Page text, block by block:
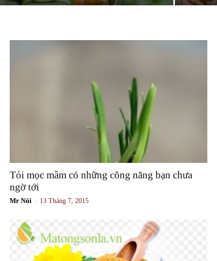
Tỏi mọc mầm có những công năng bạn chưa
ngờ tới
Mr Núi - 13 Tháng 7, 2015